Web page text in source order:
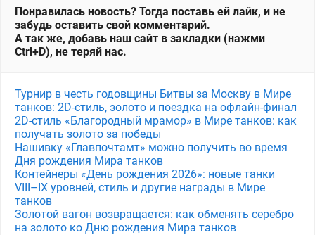
Понравилась новость? Тогда поставь ей лайк, и не
забудь оставить свой комментарий.
А так же, добавь наш сайт в закладки (нажми
Ctrl+D), не теряй нас.
Турнир в честь годовщины Битвы за Москву в Мире
танков: 2D-стиль, золото и поездка на офлайн-финал
2D-стиль «Благородный мрамор» в Мире танков: как
получать золото за победы
Нашивку «Главпочтамт» можно получить во время
Дня рождения Мира танков
Контейнеры «День рождения 2026»: новые танки
VIII–IX уровней, стиль и другие награды в Мире
танков
Золотой вагон возвращается: как обменять серебро
на золото ко Дню рождения Мира танков